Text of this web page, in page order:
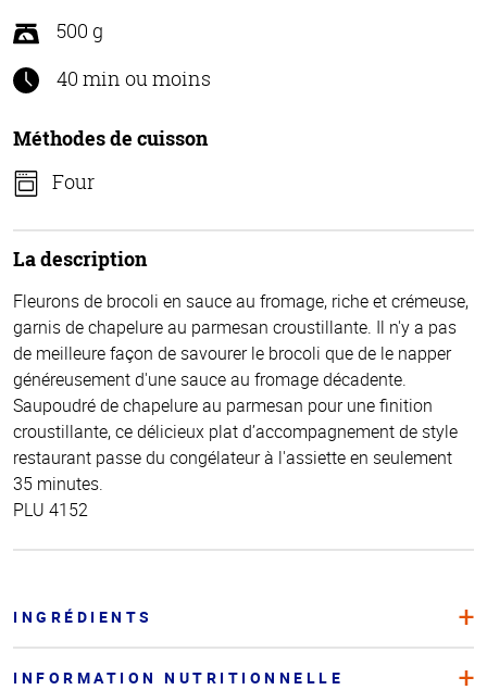
500 g
40 min ou moins
Méthodes de cuisson
Four
La description
Fleurons de brocoli en sauce au fromage, riche et crémeuse,
garnis de chapelure au parmesan croustillante. Il n'y a pas
de meilleure façon de savourer le brocoli que de le napper
généreusement d'une sauce au fromage décadente.
Saupoudré de chapelure au parmesan pour une finition
croustillante, ce délicieux plat d’accompagnement de style
restaurant passe du congélateur à l'assiette en seulement
35 minutes.
PLU 4152
INGRÉDIENTS
INFORMATION NUTRITIONNELLE